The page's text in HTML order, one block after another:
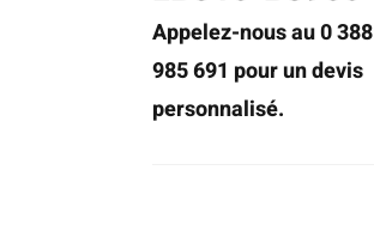
Appelez-nous au 0 388
985 691 pour un devis
personnalisé.